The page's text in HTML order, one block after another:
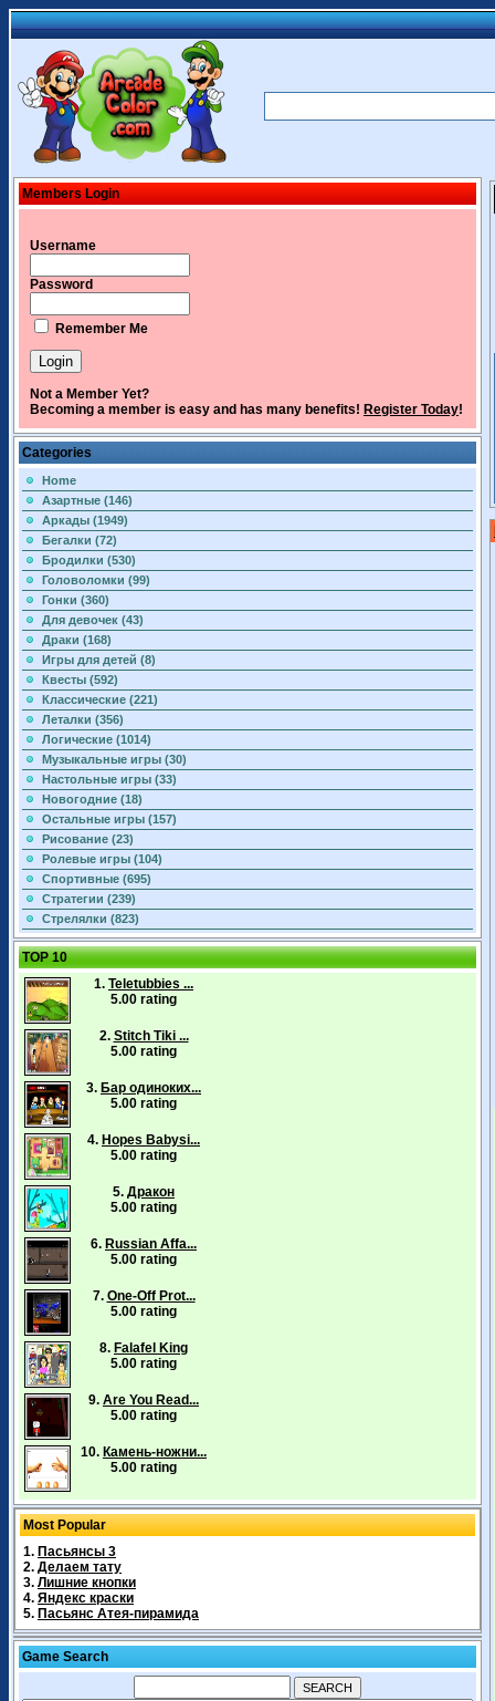
Members Login
Username
Password
Remember Me
Not a Member Yet?
Becoming a member is easy and has many benefits! Register Today!
Categories
Home
Азартные (146)
Аркады (1949)
Бегалки (72)
Бродилки (530)
Головоломки (99)
Гонки (360)
Для девочек (43)
Драки (168)
Игры для детей (8)
Квесты (592)
Классические (221)
Леталки (356)
Логические (1014)
Музыкальные игры (30)
Настольные игры (33)
Новогодние (18)
Остальные игры (157)
Рисование (23)
Ролевые игры (104)
Спортивные (695)
Стратегии (239)
Стрелялки (823)
TOP 10
1. Teletubbies ...
5.00 rating
2. Stitch Tiki ...
5.00 rating
3. Бар одиноких...
5.00 rating
4. Hopes Babysi...
5.00 rating
5. Дракон
5.00 rating
6. Russian Affa...
5.00 rating
7. One-Off Prot...
5.00 rating
8. Falafel King
5.00 rating
9. Are You Read...
5.00 rating
10. Камень-ножни...
5.00 rating
Most Popular
1. Пасьянсы 3
2. Делаем тату
3. Лишние кнопки
4. Яндекс краски
5. Пасьянс Атея-пирамида
Game Search